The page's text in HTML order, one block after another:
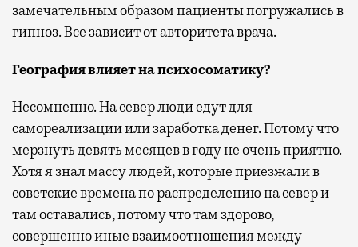
замечательным образом пациенты погружались в
гипноз. Все зависит от авторитета врача.
География влияет на психосоматику?
Несомненно. На север люди едут для
самореализации или заработка денег. Потому что
мерзнуть девять месяцев в году не очень приятно.
Хотя я знал массу людей, которые приезжали в
советские времена по распределению на север и
там оставались, потому что там здорово,
совершенно иные взаимоотношения между